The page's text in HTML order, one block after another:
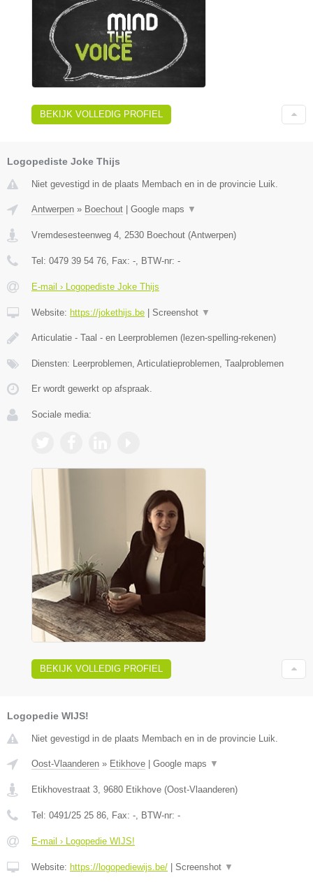
BEKIJK VOLLEDIG PROFIEL
Logopediste Joke Thijs
Niet gevestigd in de plaats Membach en in de provincie Luik.
Antwerpen » Boechout Google maps ▼
Vremdesesteenweg 4, 2530 Boechout (Antwerpen)
Tel: 0479 39 54 76, Fax: -, BTW-nr: -
E-mail › Logopediste Joke Thijs
Website: https://jokethijs.be Screenshot ▼
Articulatie - Taal - en Leerproblemen (lezen-spelling-rekenen)
Diensten: Leerproblemen, Articulatieproblemen, Taalproblemen
Er wordt gewerkt op afspraak.
Sociale media:
BEKIJK VOLLEDIG PROFIEL
Logopedie WIJS!
Niet gevestigd in de plaats Membach en in de provincie Luik.
Oost-Vlaanderen » Etikhove Google maps ▼
Etikhovestraat 3, 9680 Etikhove (Oost-Vlaanderen)
Tel: 0491/25 25 86, Fax: -, BTW-nr: -
E-mail › Logopedie WIJS!
Website: https://logopediewijs.be/ Screenshot ▼